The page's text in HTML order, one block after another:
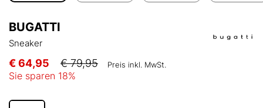
BUGATTI
Sneaker
€ 64,95 € 79,95 Preis inkl. MwSt.
Sie sparen 18%